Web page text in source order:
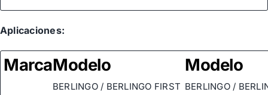
Aplicaciones:
MarcaModelo Modelo
BERLINGO / BERLINGO FIRST BERLINGO /